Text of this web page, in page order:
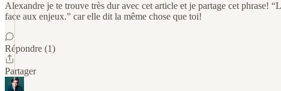
Alexandre je te trouve très dur avec cet article et je partage cet phrase!
face aux enjeux.” car elle dit la même chose que toi!
Répondre (1)
Partager